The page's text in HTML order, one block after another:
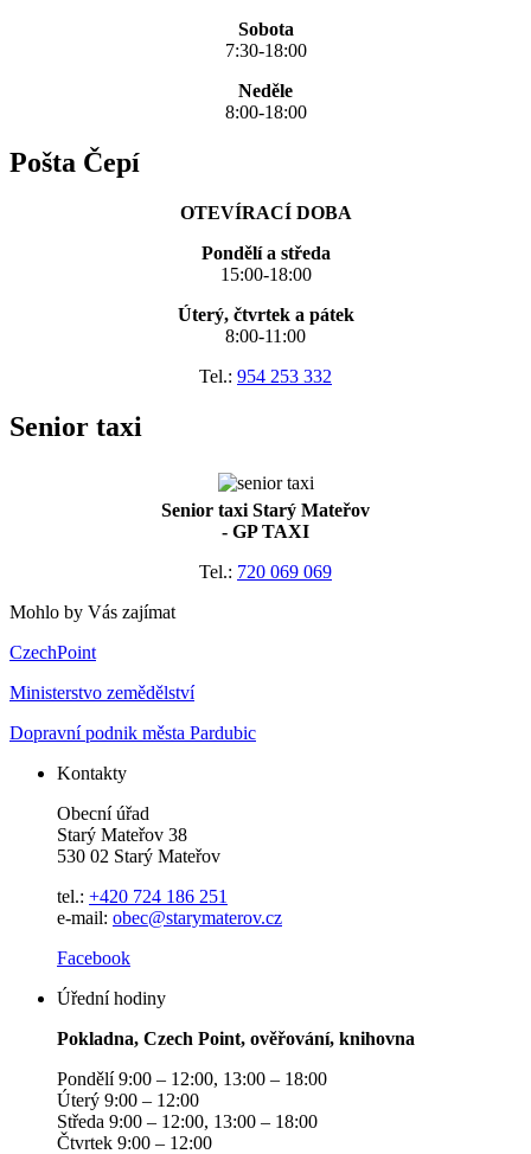
Sobota
7:30-18:00
Neděle
8:00-18:00
Pošta Čepí
OTEVÍRACÍ DOBA
Pondělí a středa
15:00-18:00
Úterý, čtvrtek a pátek
8:00-11:00
Tel.: 954 253 332
Senior taxi
Senior taxi Starý Mateřov
- GP TAXI
Tel.: 720 069 069
Mohlo by Vás zajímat
CzechPoint
Ministerstvo zemědělství
Dopravní podnik města Pardubic
Kontakty
Obecní úřad
Starý Mateřov 38
530 02 Starý Mateřov
tel.: +420 724 186 251
e-mail: obec@starymaterov.cz
Facebook
Úřední hodiny
Pokladna, Czech Point, ověřování, knihovna
Pondělí 9:00 – 12:00, 13:00 – 18:00
Úterý 9:00 – 12:00
Středa 9:00 – 12:00, 13:00 – 18:00
Čtvrtek 9:00 – 12:00